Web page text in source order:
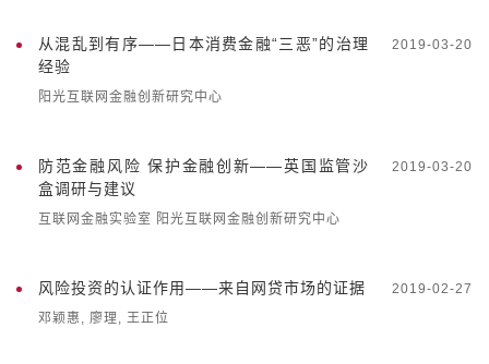
从混乱到有序——日本消费金融“三恶”的治理
经验
阳光互联网金融创新研究中心
2019-03-20
防范金融风险 保护金融创新——英国监管沙
盒调研与建议
互联网金融实验室 阳光互联网金融创新研究中心
2019-03-20
风险投资的认证作用——来自网贷市场的证据
邓颖惠, 廖理, 王正位
2019-02-27